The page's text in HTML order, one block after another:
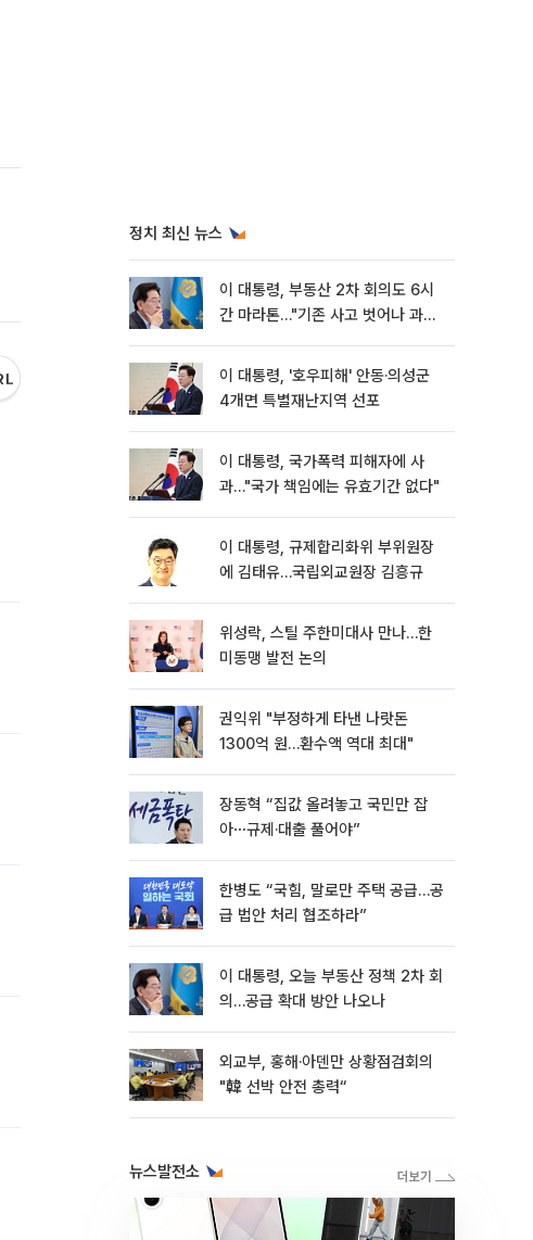
정치 최신 뉴스
이 대통령, 부동산 2차 회의도 6시
간 마라톤…"기존 사고 벗어나 과감
이 대통령, '호우피해' 안동·의성군
4개면 특별재난지역 선포
이 대통령, 국가폭력 피해자에 사
과…"국가 책임에는 유효기간 없다"
이 대통령, 규제합리화위 부위원장
에 김태유…국립외교원장 김흥규
위성락, 스틸 주한미대사 만나…한
미동맹 발전 논의
권익위 "부정하게 타낸 나랏돈
1300억 원…환수액 역대 최대"
장동혁 “집값 올려놓고 국민만 잡
아⋯규제·대출 풀어야”
한병도 “국힘, 말로만 주택 공급…공
급 법안 처리 협조하라”
이 대통령, 오늘 부동산 정책 2차 회
의…공급 확대 방안 나오나
외교부, 홍해·아덴만 상황점검회의
"韓 선박 안전 총력“
뉴스발전소